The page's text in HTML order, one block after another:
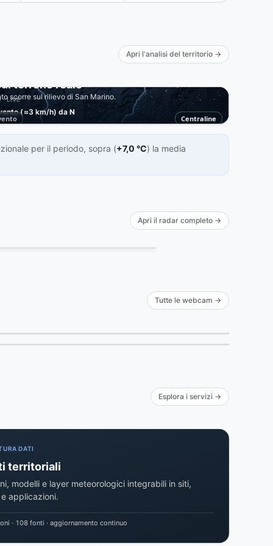
Apri l'analisi del territorio →
· LIVE
terreno reale
scorre sul rilievo di San Marino.
(≈3 km/h) daN
Centraline
per il periodo, sopra (+7,0 °C) la media
Apri il radar completo →
Tutte le webcam →
in diretta
Esplora i servizi →
DATI
territoriali
modelli e layer meteorologici integrabili in siti,
applicazioni.
· 108 fonti · aggiornamento continuo